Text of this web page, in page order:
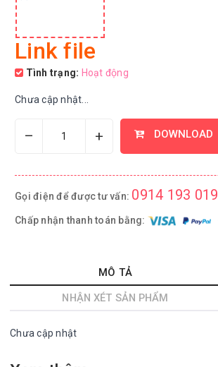
Link file
Tình trạng: Hoạt động
Chưa cập nhật...
– + DOWNLOAD
Gọi điện để được tư vấn: 0914 193 019
Chấp nhận thanh toán bằng:
MÔ TẢ
NHẬN XÉT SẢN PHẨM
Chưa cập nhật